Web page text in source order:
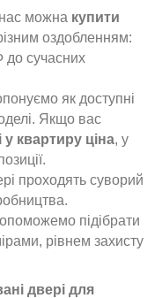
можна купити
оздобленням:
до сучасних
як доступні
Якщо вас
квартиру ціна, у
проходять суворий
підібрати
рівнем захисту
двері для